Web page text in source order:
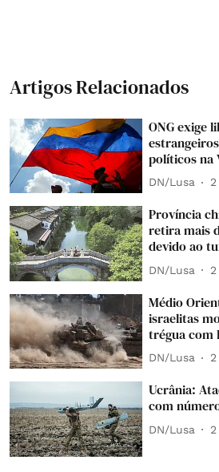
Artigos Relacionados
ONG exige
políticos na
DN/Lusa
Província
retira mais
devido ao
DN/Lusa
Médio
israelitas
trégua com
DN/Lusa
Ucrânia:
com
DN/Lusa